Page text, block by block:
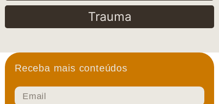
Trauma
Receba mais conteúdos